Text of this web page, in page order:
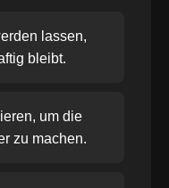
lassen,
bleibt.
um die
zu machen.